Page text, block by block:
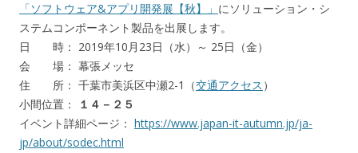
「ソフトウェア&アプリ開発展【秋】」 にソリューション・シ
ステムコンポーネント製品を出展します。
日 時： 2019年10月23日（水）～ 25日（金）
会 場： 幕張メッセ
住 所： 千葉市美浜区中瀬2-1（交通アクセス ）
小間位置：
１４－２５
イベント詳細ページ： https://www.japan-it-autumn.jp/ja-
jp/about/sodec.html